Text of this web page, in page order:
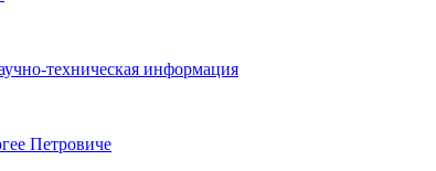
техническая информация
Петровиче